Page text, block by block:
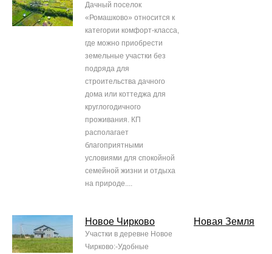
Дачный поселок
«Ромашково» относится к
категории комфорт-класса,
где можно приобрести
земельные участки без
подряда для
строительства дачного
дома или коттеджа для
круглогодичного
проживания. КП
располагает
благоприятными
условиями для спокойной
семейной жизни и отдыха
на природе....
Новое Чирково
Участки в деревне Новое
Чирково:-Удобные
Новая Земля